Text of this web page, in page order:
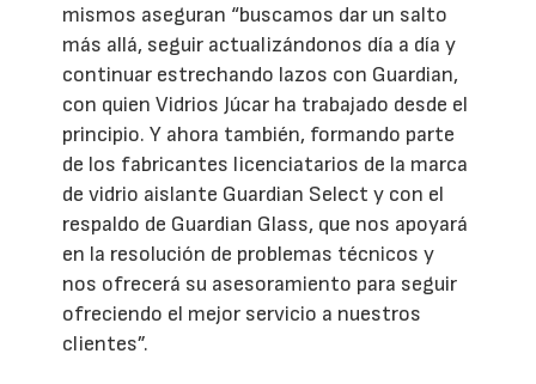
mismos aseguran “buscamos dar un salto
más allá, seguir actualizándonos día a día y
continuar estrechando lazos con Guardian,
con quien Vidrios Júcar ha trabajado desde el
principio. Y ahora también, formando parte
de los fabricantes licenciatarios de la marca
de vidrio aislante Guardian Select y con el
respaldo de Guardian Glass, que nos apoyará
en la resolución de problemas técnicos y
nos ofrecerá su asesoramiento para seguir
ofreciendo el mejor servicio a nuestros
clientes”.